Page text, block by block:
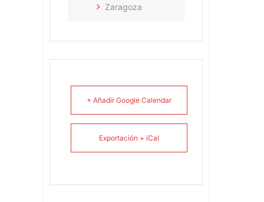
Zaragoza
+ Añadir Google Calendar
Exportación + iCal